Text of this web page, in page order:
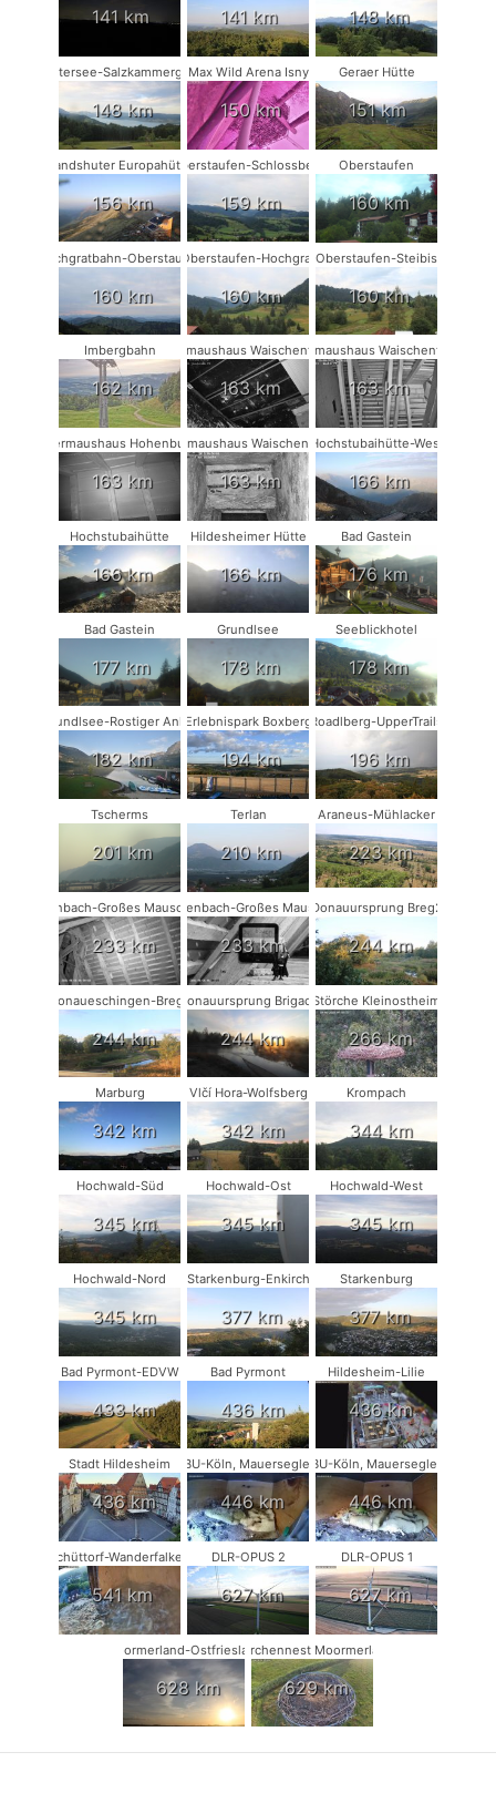
141 km 141 km 148 km
Attersee-Salzkammergut
148 km
Max Wild Arena Isny
150 km
Geraer Hütte
151 km
Landshuter Europahütte
156 km
Oberstaufen-Schlossberg
159 km
Oberstaufen
160 km
Hochgratbahn-Oberstaufen
160 km
Oberstaufen-Hochgrat
160 km
Oberstaufen-Steibis
160 km
Imbergbahn
162 km
Fledermaushaus Waischenfeld #3
163 km
Fledermaushaus Waischenfeld #2
163 km
Fledermaushaus Hohenburg #1
163 km
Fledermaushaus Waischenfeld #1
163 km
Hochstubaihütte-West
166 km
Hochstubaihütte
166 km
Hildesheimer Hütte
166 km
Bad Gastein
176 km
Bad Gastein
177 km
Grundlsee
178 km
Seeblickhotel
178 km
Grundlsee-Rostiger Anker
182 km
Erlebnispark Boxberg
194 km
Roadlberg-UpperTrails
196 km
Tscherms
201 km
Terlan
210 km
Araneus-Mühlacker
223 km
Rodenbach-Großes Mausohr #2
233 km
Rodenbach-Großes Mausohr
233 km
Donauursprung Breg2
244 km
Donaueschingen-Breg2
244 km
Donauursprung Brigach
244 km
Störche Kleinostheim
266 km
Marburg
342 km
Vlčí Hora-Wolfsberg
342 km
Krompach
344 km
Hochwald-Süd
345 km
Hochwald-Ost
345 km
Hochwald-West
345 km
Hochwald-Nord
345 km
Starkenburg-Enkirch
377 km
Starkenburg
377 km
Bad Pyrmont-EDVW
433 km
Bad Pyrmont
436 km
Hildesheim-Lilie
436 km
Stadt Hildesheim
436 km
NABU-Köln, Mauersegler #1
446 km
NABU-Köln, Mauersegler #2
446 km
Schüttorf-Wanderfalken
541 km
DLR-OPUS 2
627 km
DLR-OPUS 1
627 km
Moormerland-Ostfriesland
628 km
Storchennest Moormerland
629 km